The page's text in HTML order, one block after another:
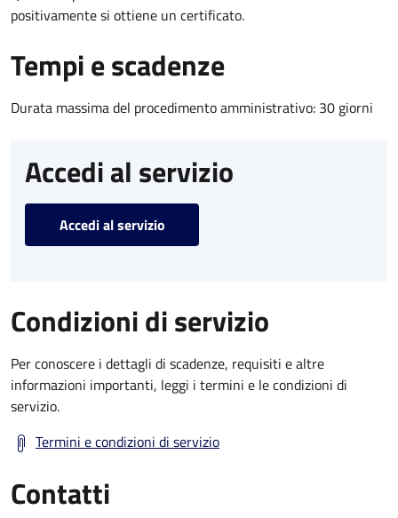
positivamente si ottiene un certificato.
Tempi e scadenze
Durata massima del procedimento amministrativo: 30 giorni
Accedi al servizio
Accedi al servizio
Condizioni di servizio
Per conoscere i dettagli di scadenze, requisiti e altre
informazioni importanti, leggi i termini e le condizioni di
servizio.
Termini e condizioni di servizio
Contatti